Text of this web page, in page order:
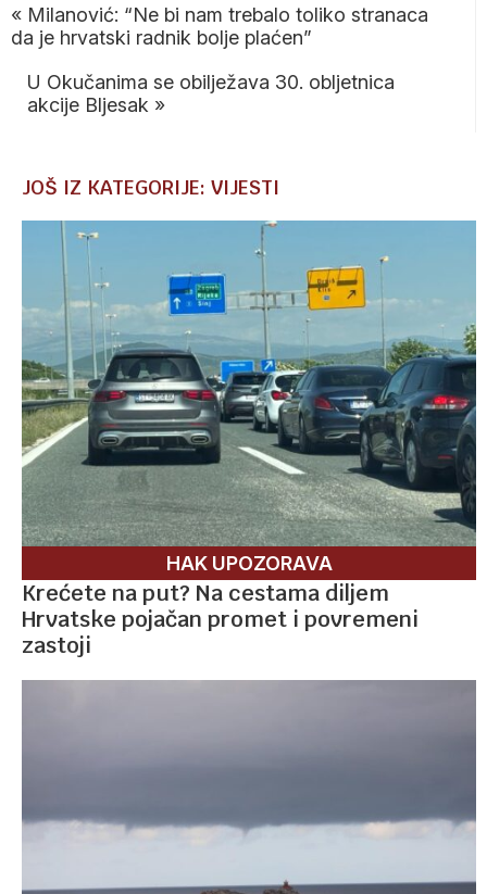
« Milanović: “Ne bi nam trebalo toliko stranaca
da je hrvatski radnik bolje plaćen”
U Okučanima se obilježava 30. obljetnica
akcije Bljesak »
JOŠ IZ KATEGORIJE: VIJESTI
HAK UPOZORAVA
Krećete na put? Na cestama diljem
Hrvatske pojačan promet i povremeni
zastoji